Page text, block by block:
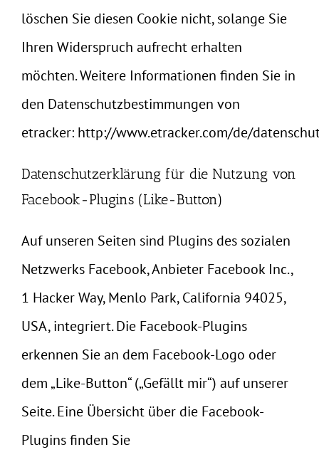
löschen Sie diesen Cookie nicht, solange Sie
Ihren Widerspruch aufrecht erhalten
möchten. Weitere Informationen finden Sie in
den Datenschutzbestimmungen von
etracker: http://www.etracker.com/de/
Datenschutzerklärung für die Nutzung von
Facebook-Plugins (Like-Button)
Auf unseren Seiten sind Plugins des sozialen
Netzwerks Facebook, Anbieter Facebook Inc.,
1 Hacker Way, Menlo Park, California 94025,
USA, integriert. Die Facebook-Plugins
erkennen Sie an dem Facebook-Logo oder
dem „Like-Button“ („Gefällt mir“) auf unserer
Seite. Eine Übersicht über die Facebook-
Plugins finden Sie